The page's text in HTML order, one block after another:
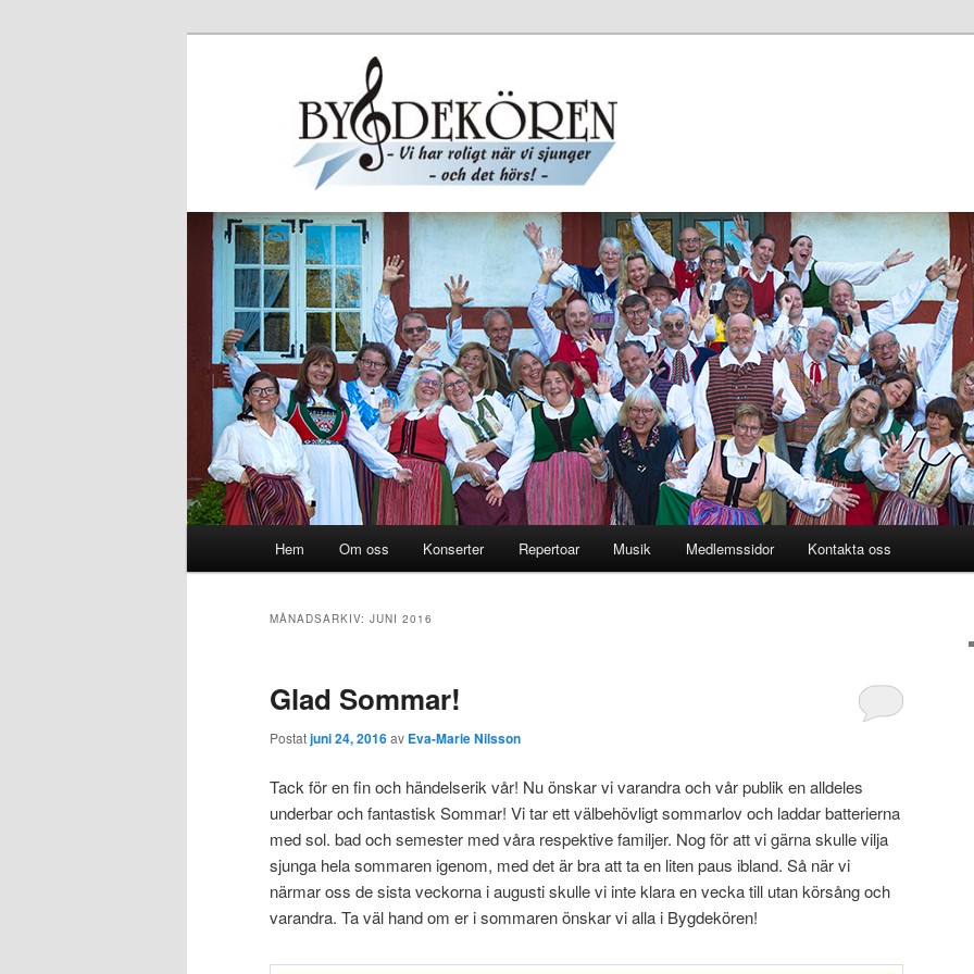
Hoppa till huvudinnehåll
Hoppa till sekundärt innehåll
Hem Om oss Konserter Repertoar Musik Medlemssidor Kontakta oss
MÅNADSARKIV: JUNI 2016
Glad Sommar!
Postatjuni 24, 2016av Eva-Marie Nilsson
Tack för en fin och händelserik vår! Nu önskar vi varandra och vår publik en alldeles
underbar och fantastisk Sommar! Vi tar ett välbehövligt sommarlov och laddar batterierna
med sol. bad och semester med våra respektive familjer. Nog för att vi gärna skulle vilja
sjunga hela sommaren igenom, med det är bra att ta en liten paus ibland. Så när vi
närmar oss de sista veckorna i augusti skulle vi inte klara en vecka till utan körsång och
varandra. Ta väl hand om er i sommaren önskar vi alla i Bygdekören!